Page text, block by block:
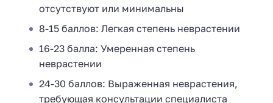
отсутствуют или минимальны
8-15 баллов: Легкая степень неврастении
16-23 балла: Умеренная степень
неврастении
24-30 баллов: Выраженная неврастения,
требующая консультации специалиста